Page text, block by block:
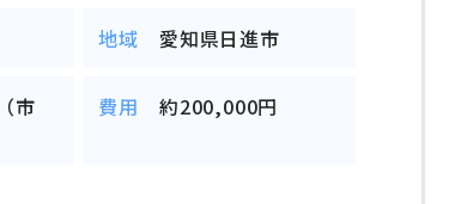
地域 愛知県日進市
市
費用 約200,000円